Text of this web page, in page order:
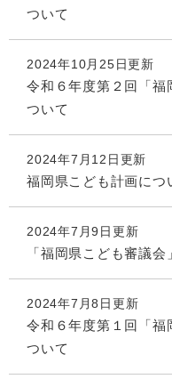
ついて
2024年10月25日更新
令和６年度第２回「福
ついて
2024年7月12日更新
福岡県こども計画につ
2024年7月9日更新
「福岡県こども審議会
2024年7月8日更新
令和６年度第１回「福
ついて